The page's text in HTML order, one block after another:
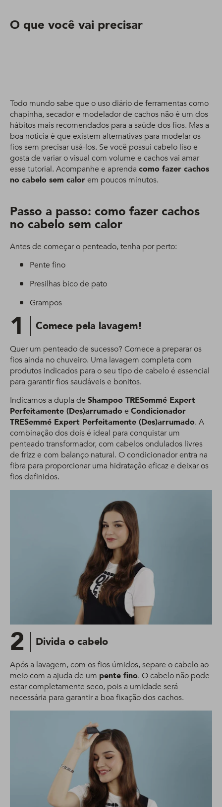
O que você vai precisar
Todo mundo sabe que o uso diário de ferramentas como
chapinha, secador e modelador de cachos não é um dos
hábitos mais recomendados para a saúde dos fios. Mas a
boa notícia é que existem alternativas para modelar os
fios sem precisar usá-los. Se você possui cabelo liso e
gosta de variar o visual com volume e cachos vai amar
esse tutorial. Acompanhe e aprenda como fazer cachos
no cabelo sem calorem poucos minutos.
Passo a passo: como fazer cachos
no cabelo sem calor
Antes de começar o penteado, tenha por perto:
Pente fino
Presilhas bico de pato
Grampos
1 Comece pela lavagem!
Quer um penteado de sucesso? Comece a preparar os
fios ainda no chuveiro. Uma lavagem completa com
produtos indicados para o seu tipo de cabelo é essencial
para garantir fios saudáveis e bonitos.
Indicamos a dupla de Shampoo TRESemmé Expert
Perfeitamente (Des)arrumado e Condicionador
TRESemmé Expert Perfeitamente (Des)arrumado. A
combinação dos dois é ideal para conquistar um
penteado transformador, com cabelos ondulados livres
de frizz e com balanço natural. O condicionador entra na
fibra para proporcionar uma hidratação eficaz e deixar os
fios definidos.
2 Divida o cabelo
Após a lavagem, com os fios úmidos, separe o cabelo ao
meio com a ajuda de um pente fino. O cabelo não pode
estar completamente seco, pois a umidade será
necessária para garantir a boa fixação dos cachos.